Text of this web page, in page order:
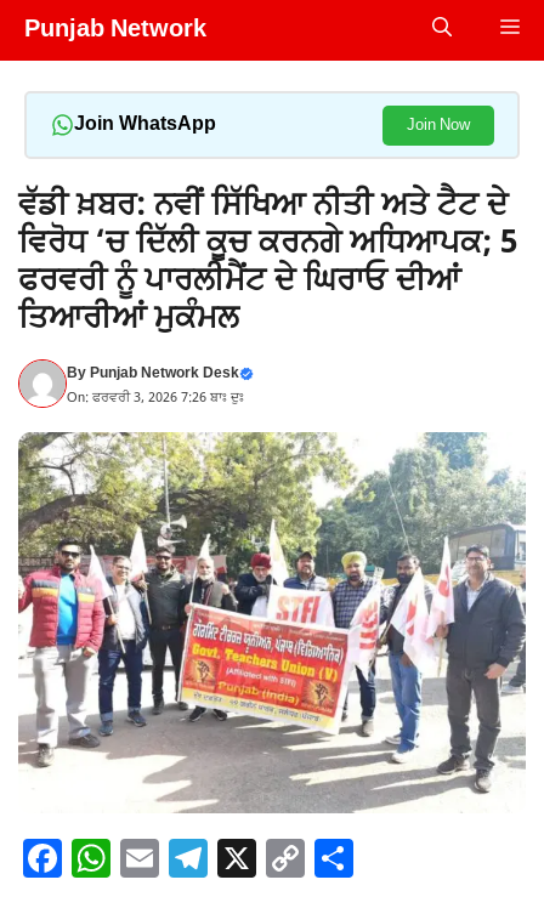
Skip
Punjab Network
Join WhatsApp Join Now
ਵੱਡੀ ਖ਼ਬਰ: ਨਵੀਂ ਸਿੱਖਿਆ ਨੀਤੀ ਅਤੇ ਟੈਟ ਦੇ
ਵਿਰੋਧ ‘ਚ ਦਿੱਲੀ ਕੂਚ ਕਰਨਗੇ ਅਧਿਆਪਕ; 5
ਫਰਵਰੀ ਨੂੰ ਪਾਰਲੀਮੈਂਟ ਦੇ ਘਿਰਾਓ ਦੀਆਂ
ਤਿਆਰੀਆਂ ਮੁਕੰਮਲ
ByPunjab Network Desk
On: ਫਰਵਰੀ 3, 2026 7:26 ਬਾਃ ਦੁਃ
F W E T X C